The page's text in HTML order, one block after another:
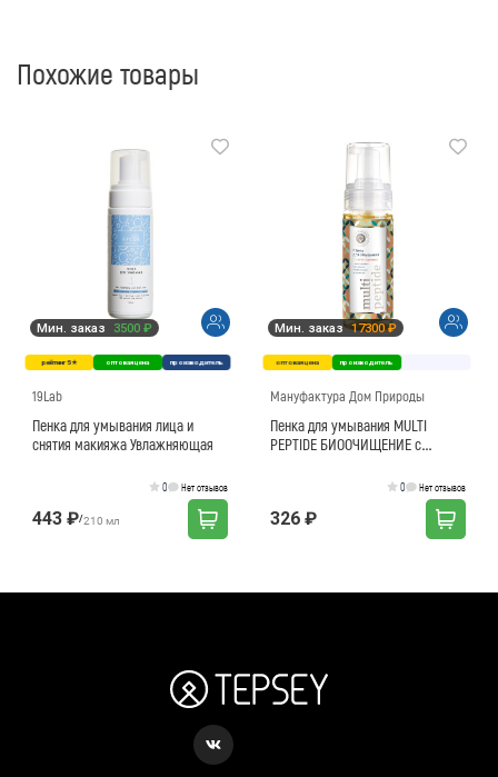
Похожие товары
Мин. заказ 3500 ₽
рейтинг 5★ оптовая цена производитель
19Lab
Пенка для умывания лица и
снятия макияжа Увлажняющая
0 Нет отзывов
443 ₽/210 мл
Мин. заказ 17300 ₽
оптовая цена производитель
Мануфактура Дом Природы
Пенка для умывания MULTI
PEPTIDE БИООЧИЩЕНИЕ с
0 Нет отзывов
326 ₽